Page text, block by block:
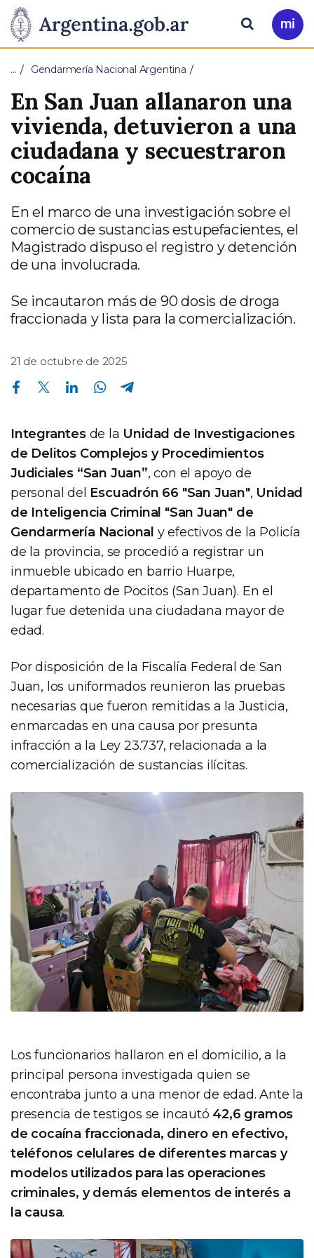
Presidencia
de
la
Nación
Pasar al contenido principal
Ir
a
Buscar
… Gendarmería Nacional Argentina
En San Juan allanaron una
vivienda, detuvieron a una
ciudadana y secuestraron
cocaína
En el marco de una investigación sobre el
comercio de sustancias estupefacientes, el
Magistrado dispuso el registro y detención
de una involucrada.
Se incautaron más de 90 dosis de droga
fraccionada y lista para la comercialización.
21 de octubre de 2025
Compartir en Facebook Compartir en Twitter Compartir en Linkedin Compartir en Whatsapp
Integrantesde la Unidad de Investigaciones
de Delitos Complejos y Procedimientos
Judiciales “San Juan”, con el apoyo de
personal del Escuadrón 66 "San Juan", Unidad
de Inteligencia Criminal "San Juan" de
Gendarmería Nacional y efectivos de la Policía
de la provincia, se procedió a registrar un
inmueble ubicado en barrio Huarpe,
departamento de Pocitos (San Juan). En el
lugar fue detenida una ciudadana mayor de
edad.
Por disposición de la Fiscalía Federal de San
Juan, los uniformados reunieron las pruebas
necesarias que fueron remitidas a la Justicia,
enmarcadas en una causa por presunta
infracción a la Ley 23.737, relacionada a la
comercialización de sustancias ilícitas.
Los funcionarios hallaron en el domicilio, a la
principal persona investigada quien se
encontraba junto a una menor de edad. Ante la
presencia de testigos se incautó 42,6 gramos
de cocaína fraccionada, dinero en efectivo,
teléfonos celulares de diferentes marcas y
modelos utilizados para las operaciones
criminales, y demás elementos de interés a
la causa.